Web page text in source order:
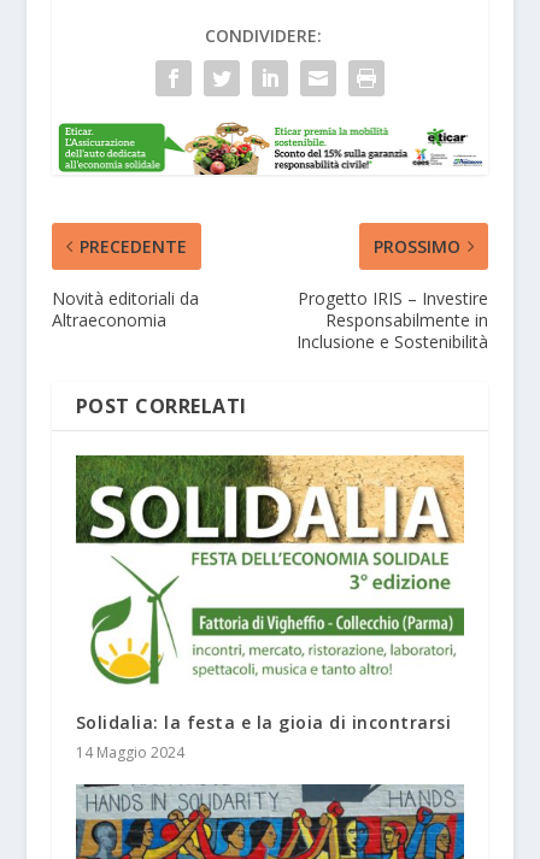
CONDIVIDERE:
PRECEDENTE
Novità editoriali da
Altraeconomia
PROSSIMO
Progetto IRIS – Investire
Responsabilmente in
Inclusione e Sostenibilità
POST CORRELATI
Solidalia: la festa e la gioia di incontrarsi
14 Maggio 2024